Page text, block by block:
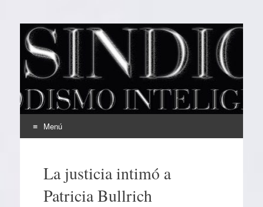
EL SINDICAL
Periodismo Inteligente
Menú
contenidoLa justicia intimó a
Patricia Bullrich